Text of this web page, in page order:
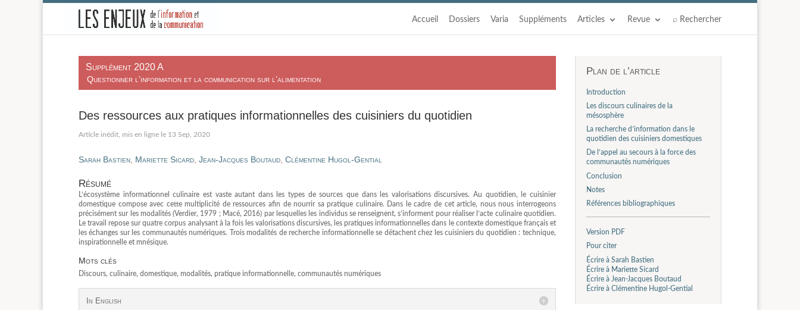
-
Accueil Dossiers Varia Suppléments Articles Revue ⌕ Rechercher
Supplément 2020 A
Questionner l’information et la communication sur l’alimentation
Des ressources aux pratiques informationnelles des cuisiniers du quotidien
13 Sep, 2020
Sarah Bastien Mariette Sicard Jean-Jacques Boutaud Clémentine Hugol-Gential
Résumé
L’écosystème informationnel culinaire est vaste autant dans les types de sources que dans les valorisations discursives. Au quotidien, le cuisinier
domestique compose avec cette multiplicité de ressources afin de nourrir sa pratique culinaire. Dans le cadre de cet article, nous nous interrogeons
précisément sur les modalités (Verdier, 1979 ; Macé, 2016) par lesquelles les individus se renseignent, s’informent pour réaliser l’acte culinaire quotidien.
Le travail repose sur quatre corpus analysant à la fois les valorisations discursives, les pratiques informationnelles dans le contexte domestique français et
les échanges sur les communautés numériques. Trois modalités de recherche informationnelle se détachent chez les cuisiniers du quotidien : technique,
inspirationnelle et mnésique.
Mots clés
Discours, culinaire, domestique, modalités, pratique informationnelle, communautés numériques
In English
Plan de l’article
Introduction
Les discours culinaires de la
mésosphère
La recherche d’information dans le
quotidien des cuisiniers domestiques
De l’appel au secours à la force des
communautés numériques
Conclusion
Notes
Références bibliographiques
Version PDF
Pour citer
Écrire à Sarah Bastien
Écrire à Mariette Sicard
Écrire à Jean-Jacques Boutaud
Écrire à Clémentine Hugol-Gential